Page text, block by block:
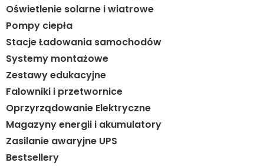
Oświetlenie solarne i wiatrowe
Pompy ciepła
Stacje Ładowania samochodów
Systemy montażowe
Zestawy edukacyjne
Falowniki i przetwornice
Oprzyrządowanie Elektryczne
Magazyny energii i akumulatory
Zasilanie awaryjne UPS
Bestsellery